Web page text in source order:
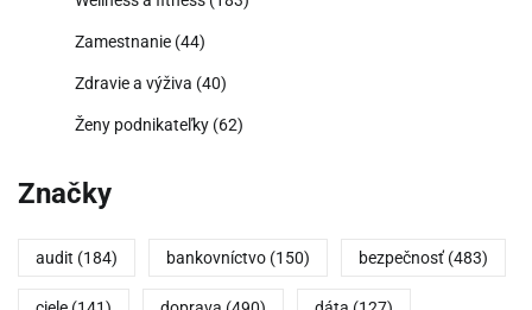
Zamestnanie (44)
Zdravie a výživa (40)
Ženy podnikateľky (62)
Značky
audit (184) bankovníctvo (150) bezpečnosť (483)